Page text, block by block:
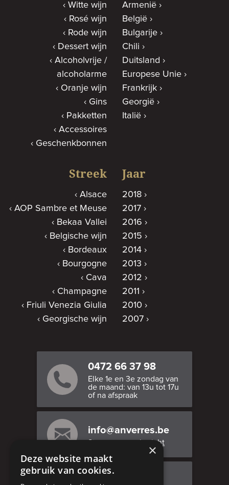
Witte wijn
Rosé wijn
Rode wijn
Dessert wijn
Alcoholvrije /
alcoholarme
Oranje wijn
Gins
Pakketten
Accessoires
Geschenkbonnen
Armenië
België
Bulgarije
Chili
Duitsland
Europese Unie
Frankrijk
Georgië
Italië
Streek
Alsace
AOP Sambre et Meuse
Bekaa Vallei
Belgische wijn
Bordeaux
Bourgogne
Cava
Champagne
Friuli Venezia Giulia
Georgische wijn
Jaar
2018
2017
2016
2015
2014
2013
2012
2011
2010
2007
0472 66 37 98
Elke 1e en 3e zondag van
de maand: van 13u tot 17u
of na afspraak
info@anverres.be
Stuur ons een bericht
×
Deze website maakt
gebruik van cookies.